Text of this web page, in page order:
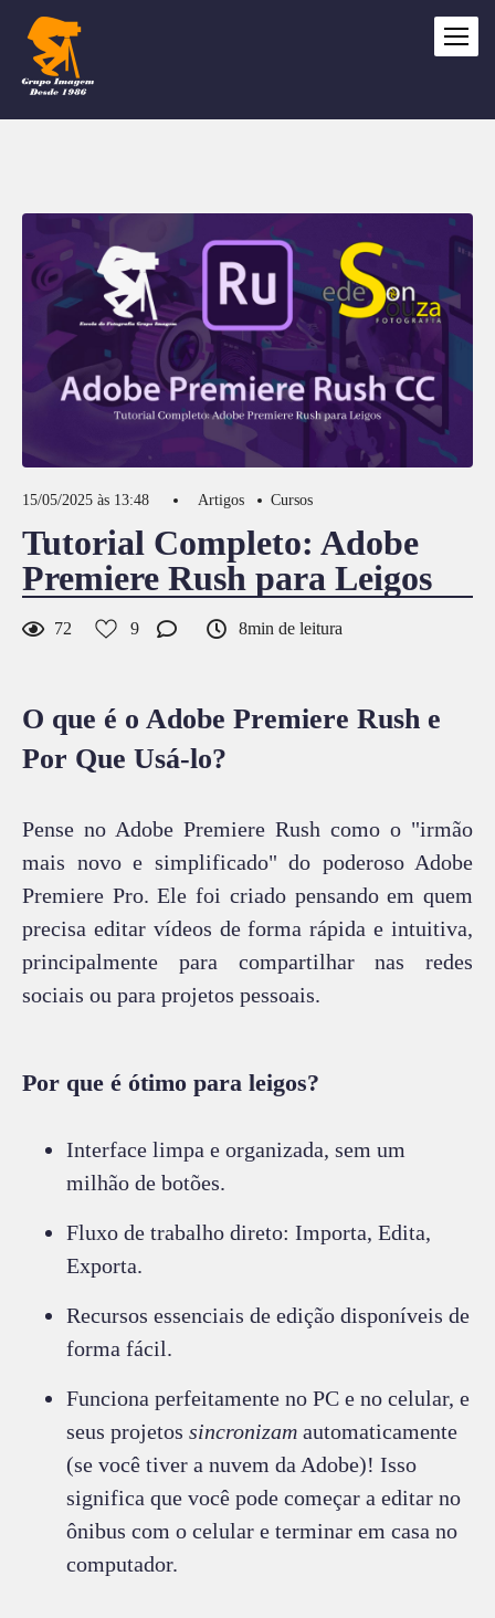
15/05/2025 às 13:48 Artigos Cursos
Tutorial Completo: Adobe
Premiere Rush para Leigos
72 9 8min de leitura
O que é o Adobe Premiere Rush e
Por Que Usá-lo?
Pense no Adobe Premiere Rush como o "irmão
mais novo e simplificado" do poderoso Adobe
Premiere Pro. Ele foi criado pensando em quem
precisa editar vídeos de forma rápida e intuitiva,
principalmente para compartilhar nas redes
sociais ou para projetos pessoais.
Por que é ótimo para leigos?
Interface limpa e organizada, sem um
milhão de botões.
Fluxo de trabalho direto: Importa, Edita,
Exporta.
Recursos essenciais de edição disponíveis de
forma fácil.
Funciona perfeitamente no PC e no celular, e
seus projetos sincronizam automaticamente
(se você tiver a nuvem da Adobe)! Isso
significa que você pode começar a editar no
ônibus com o celular e terminar em casa no
computador.